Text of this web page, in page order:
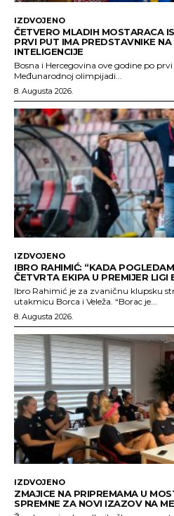
IZDVOJENO
ČETVERO MLADIH MOSTARACA
PRVI PUT IMA PREDSTAVNIKE
INTELIGENCIJE
Bosna i Hercegovina ove godine po
Međunarodnoj olimpijadi...
8. Augusta 2026.
IZDVOJENO
IBRO RAHIMIĆ: “KADA
ČETVRTA EKIPA U PREMIJER LIGI
Ibro Rahimić je za zvaničnu klupsku
utakmicu Borca i Veleža. “Borac je...
8. Augusta 2026.
IZDVOJENO
ZMAJICE NA PRIPREMAMA U
SPREMNE ZA NOVI IZAZOV NA